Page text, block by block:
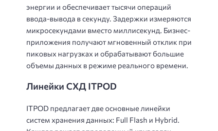
энергии и обеспечивает тысячи операций
ввода-вывода в секунду. Задержки измеряются
микросекундами вместо миллисекунд. Бизнес-
приложения получают мгновенный отклик при
пиковых нагрузках и обрабатывают большие
объемы данных в режиме реального времени.
Линейки СХД ITPOD
ITPOD предлагает две основные линейки
систем хранения данных: Full Flash и Hybrid.